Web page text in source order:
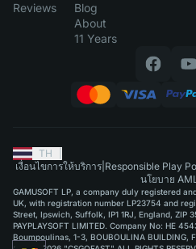
Reviews
Blog
About
11 Years
TH
เงื่อนไขการให้บริการ| Responsible Play
นโยบาย
GAMUSOFT LP, a company duly registered
UK, with registration number LP23754 and
Street, Ipswich, Suffolk, IP1 1RJ, England, ZIP
PAYPLAYSOFT LIMITED. Company No: HE
Boumpoulinas, 1-3, BOUBOULINA